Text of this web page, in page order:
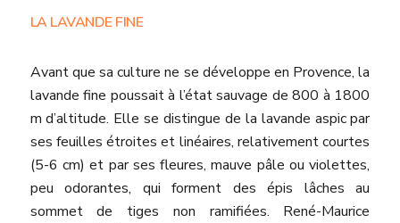
LA LAVANDE FINE
Avant que sa culture ne se développe en Provence, la
lavande fine poussait à l’état sauvage de 800 à 1800
m d’altitude. Elle se distingue de la lavande aspic par
ses feuilles étroites et linéaires, relativement courtes
(5­-6 cm) et par ses fleures, mauve pâle ou violettes,
peu odorantes, qui forment des épis lâches au
sommet de tiges non ramifiées. René­-Maurice